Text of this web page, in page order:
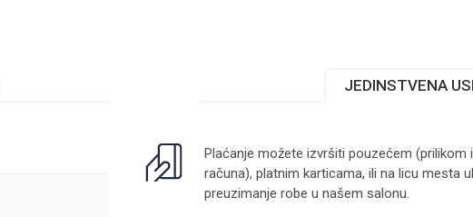
JEDINSTVENA
Plaćanje možete izvršiti pouzećem (prilikom
računa), platnim karticama, ili na licu mesta
preuzimanje robe u našem salonu.